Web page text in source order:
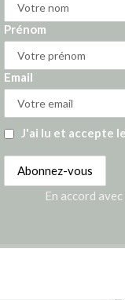
Prénom
Email
J'ai lu et accepte
En accord